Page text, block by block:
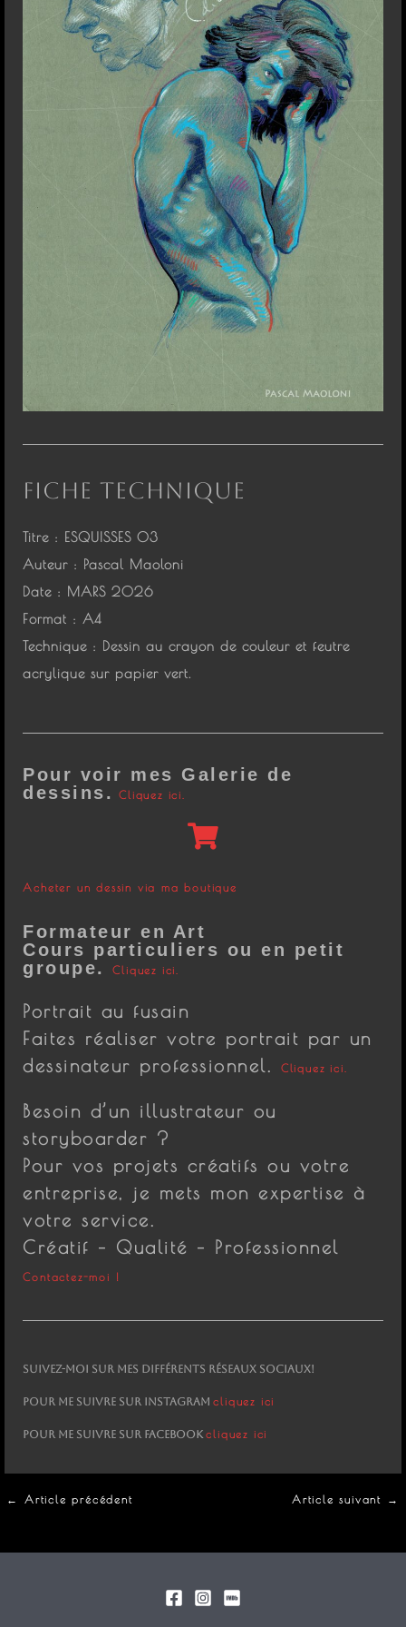
FICHE TECHNIQUE
Titre : ESQUISSES 03
Auteur : Pascal Maoloni
Date : MARS 2026
Format : A4
Technique : Dessin au crayon de couleur et feutre
acrylique sur papier vert.
Pour voir mes Galerie de
dessins.
Cliquez ici.
Acheter un dessin via ma boutique
Formateur en Art
Cours particuliers ou en petit
groupe.Cliquez ici.
Portrait au fusain
Faites réaliser votre portrait par un
dessinateur professionnel.
Cliquez ici.
Besoin d’un illustrateur ou
storyboarder ?
Pour vos projets créatifs ou votre
entreprise, je mets mon expertise à
votre service.
Créatif – Qualité – Professionnel
Contactez-moi !
Suivez-moi sur mes différents réseaux sociaux!
Pour me suivre sur Instagramcliquez ici
Pour me suivre sur Facebookcliquez ici
← Article précédent Article suivant →